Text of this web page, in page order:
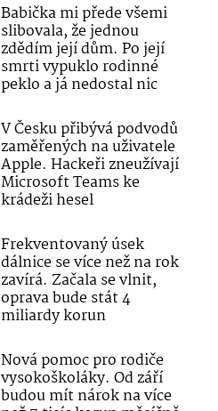
Babička mi přede všemi
slibovala, že jednou
zdědím její dům. Po její
smrti vypuklo rodinné
peklo a já nedostal nic
V Česku přibývá podvodů
zaměřených na uživatele
Apple. Hackeři zneužívají
Microsoft Teams ke
krádeži hesel
Frekventovaný úsek
dálnice se více než na rok
zavírá. Začala se vlnit,
oprava bude stát 4
miliardy korun
Nová pomoc pro rodiče
vysokoškoláky. Od září
budou mít nárok na více